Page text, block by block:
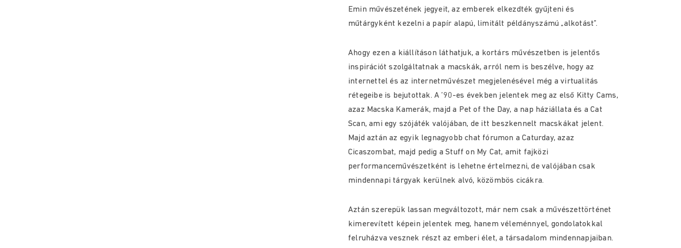
Emin művészetének jegyeit, az emberek elkezdték gyűjteni és
műtárgyként kezelni a papír alapú, limitált példányszámú „alkotást”.
Ahogy ezen a kiállításon láthatjuk, a kortárs művészetben is jelentős
inspirációt szolgáltatnak a macskák, arról nem is beszélve, hogy az
internettel és az internetművészet megjelenésével még a virtualitás
rétegeibe is bejutottak. A ’90-es években jelentek meg az első Kitty Cams,
azaz Macska Kamerák, majd a Pet of the Day, a nap háziállata és a Cat
Scan, ami egy szójáték valójában, de itt beszkennelt macskákat jelent.
Majd aztán az egyik legnagyobb chat fórumon a Caturday, azaz
Cicaszombat, majd pedig a Stuff on My Cat, amit fajközi
performanceművészetként is lehetne értelmezni, de valójában csak
mindennapi tárgyak kerülnek alvó, közömbös cicákra.
Aztán szerepük lassan megváltozott, már nem csak a művészettörténet
kimerevített képein jelentek meg, hanem véleménnyel, gondolatokkal
felruházva vesznek részt az emberi élet, a társadalom mindennapjaiban.